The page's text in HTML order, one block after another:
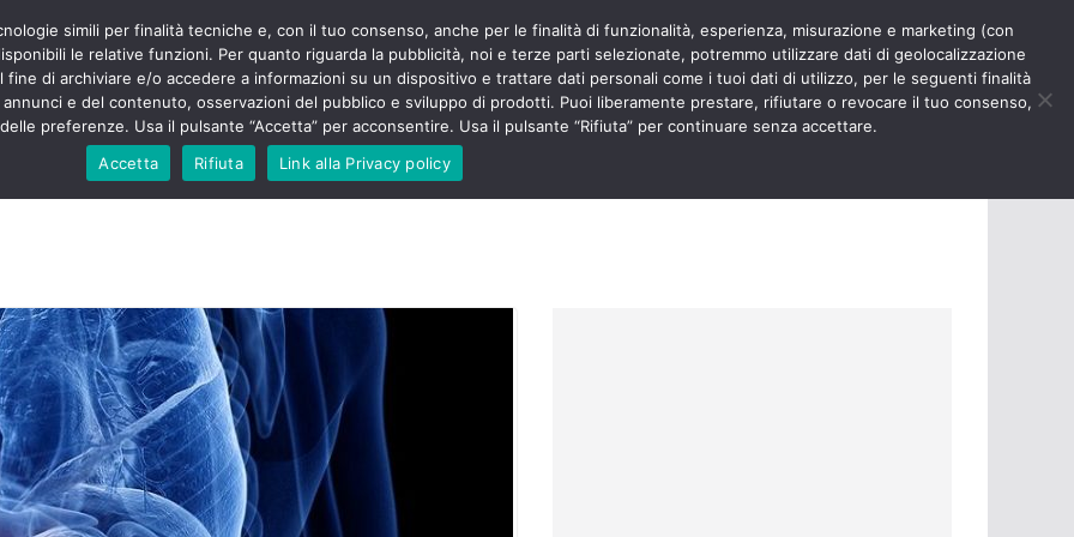
sono
senza
aggressioni
“tagli e
proclamato lo
Up contro
soccorso e
Up:
anche
POLITICA STUDENTI SALUTE COMUNICATI CURIOSITÀ NURSE TIMES
simili per finalità tecniche e, con il tuo consenso, anche per le finalità di funzionalità, esperienza, misurazione e marketing (con
le relative funzioni. Per quanto riguarda la pubblicità, noi e terze parti selezionate, potremmo utilizzare dati di geolocalizzazione
fine di archiviare e/o accedere a informazioni su un dispositivo e trattare dati personali come i tuoi dati di utilizzo, per le seguenti finalità
e del contenuto, osservazioni del pubblico e sviluppo di prodotti. Puoi liberamente prestare, rifiutare o revocare il tuo consenso,
preferenze. Usa il pulsante “Accetta” per acconsentire. Usa il pulsante “Rifiuta” per continuare senza accettare.
Accetta
Rifiuta Link alla Privacy policy